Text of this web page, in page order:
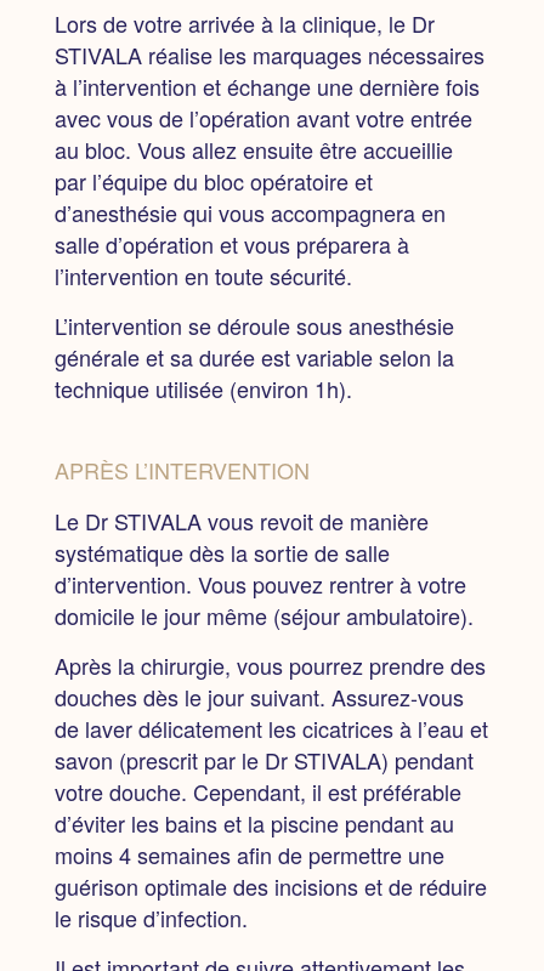
Lors de votre arrivée à la clinique, le Dr
STIVALA réalise les marquages nécessaires
à l’intervention et échange une dernière fois
avec vous de l’opération avant votre entrée
au bloc. Vous allez ensuite être accueillie
par l’équipe du bloc opératoire et
d’anesthésie qui vous accompagnera en
salle d’opération et vous préparera à
l’intervention en toute sécurité.
L’intervention se déroule sous anesthésie
générale et sa durée est variable selon la
technique utilisée (environ 1h).
APRÈS L’INTERVENTION
Le Dr STIVALA vous revoit de manière
systématique dès la sortie de salle
d’intervention. Vous pouvez rentrer à votre
domicile le jour même(séjour ambulatoire).
Après la chirurgie, vous pourrez prendre des
douches dès le jour suivant. Assurez-vous
de laver délicatement les cicatrices à l’eau et
savon (prescrit par le Dr STIVALA) pendant
votre douche. Cependant, il est préférable
d’éviter les bains et la piscine pendant au
moins 4 semainesafin de permettre une
guérison optimale des incisions et de réduire
le risque d’infection.